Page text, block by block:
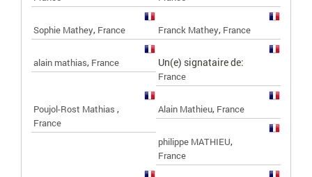
Sophie Mathey, France Franck Mathey, France
alain mathias, France Un(e) signataire de:
France
Poujol-Rost Mathias ,
France
Alain Mathieu, France
philippe MATHIEU,
France